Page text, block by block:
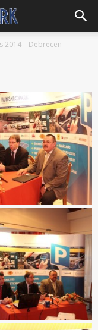
2014 – Debrecen